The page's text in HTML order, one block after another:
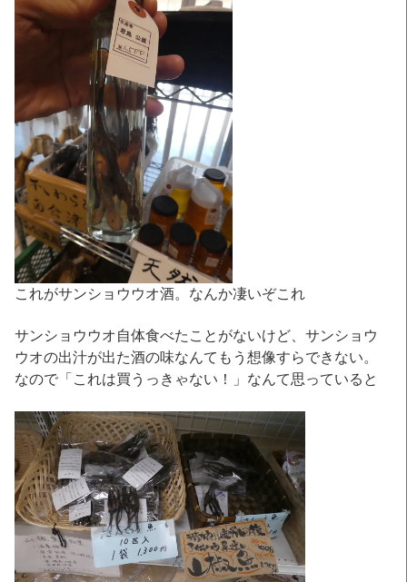
これがサンショウウオ酒。なんか凄いぞこれ
サンショウウオ自体食べたことがないけど、サンショウ
ウオの出汁が出た酒の味なんてもう想像すらできない。
なので「これは買うっきゃない！」なんて思っていると